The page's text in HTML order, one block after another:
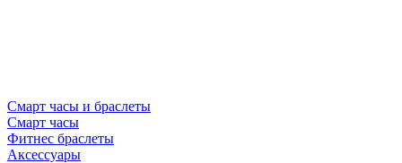
Смарт часы и браслеты
Смарт часы
Фитнес браслеты
Аксессуары